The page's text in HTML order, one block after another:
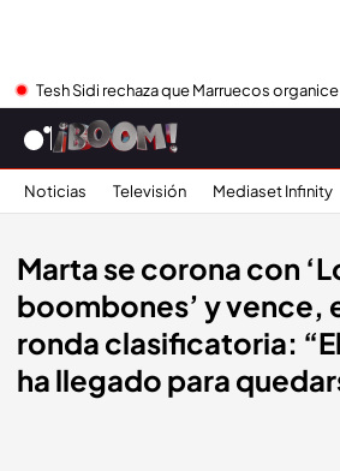
Tesh Sidi rechaza que Marruecos
Noticias Televisión Mediaset Infinity
Marta se corona con
boombones’ y vence,
ronda clasificatoria:
ha llegado para